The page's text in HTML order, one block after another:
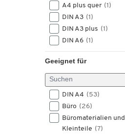
A4 plus quer (1)
DIN A3 (1)
DIN A3 plus (1)
DIN A6 (1)
Geeignet für
DIN A4 (53)
Büro (26)
Büromaterialien und
Kleinteile (7)